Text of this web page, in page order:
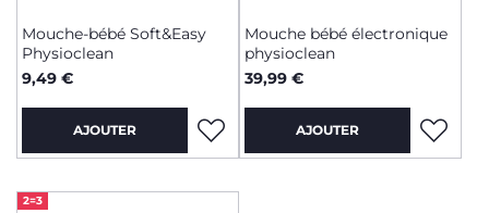
Mouche-bébé Soft&Easy
Physioclean
9,49 €
AJOUTER
Mouche bébé électronique
physioclean
39,99 €
AJOUTER
2=3